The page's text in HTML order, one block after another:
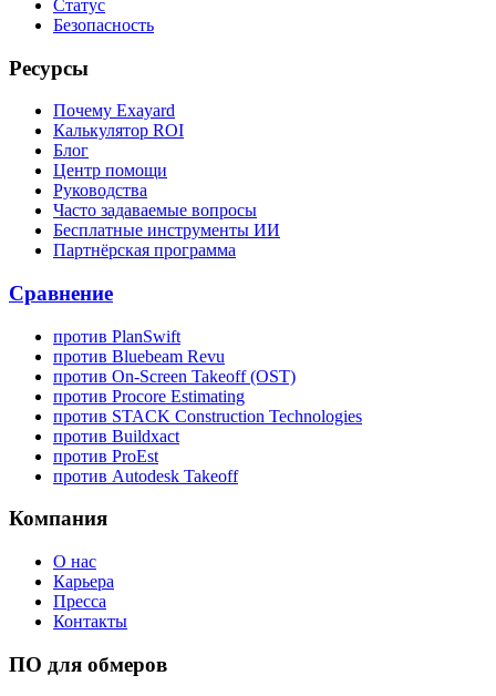
Статус
Безопасность
Ресурсы
Почему Exayard
Калькулятор ROI
Блог
Центр помощи
Руководства
Часто задаваемые вопросы
Бесплатные инструменты ИИ
Партнёрская программа
Сравнение
против PlanSwift
против Bluebeam Revu
против On-Screen Takeoff (OST)
против Procore Estimating
против STACK Construction Technologies
против Buildxact
против ProEst
против Autodesk Takeoff
Компания
О нас
Карьера
Пресса
Контакты
ПО для обмеров